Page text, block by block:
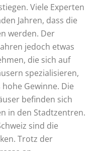
Viele Experten
Jahren, dass die
werden. Der
jedoch etwas
die sich auf
spezialisieren,
Gewinne. Die
befinden sich
in den Stadtzentren.
sind die
Trotz der